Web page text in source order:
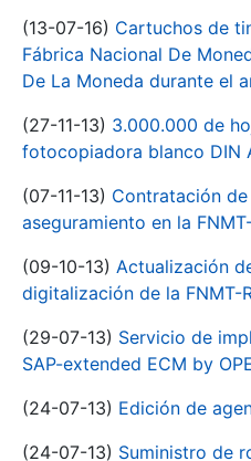
(13-07-16) Cartuchos de
Fábrica Nacional De
De La Moneda durante el
(27-11-13) 3.000.000 de
fotocopiadora blanco DIN
(07-11-13) Contratación
aseguramiento en la
(09-10-13) Actualización
digitalización de la FNMT-
(29-07-13) Servicio de
SAP-extended ECM by
(24-07-13) Edición de
(24-07-13) Suministro de